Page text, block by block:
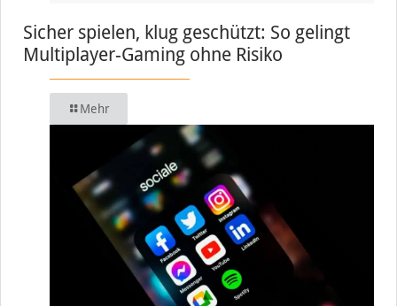
Sicher spielen, klug geschützt: So gelingt
Multiplayer-Gaming ohne Risiko
Mehr